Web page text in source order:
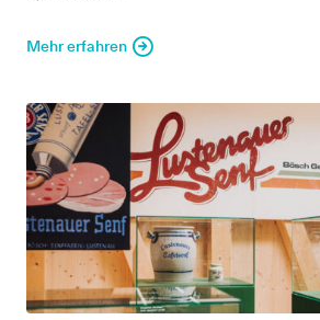
Mehr erfahren